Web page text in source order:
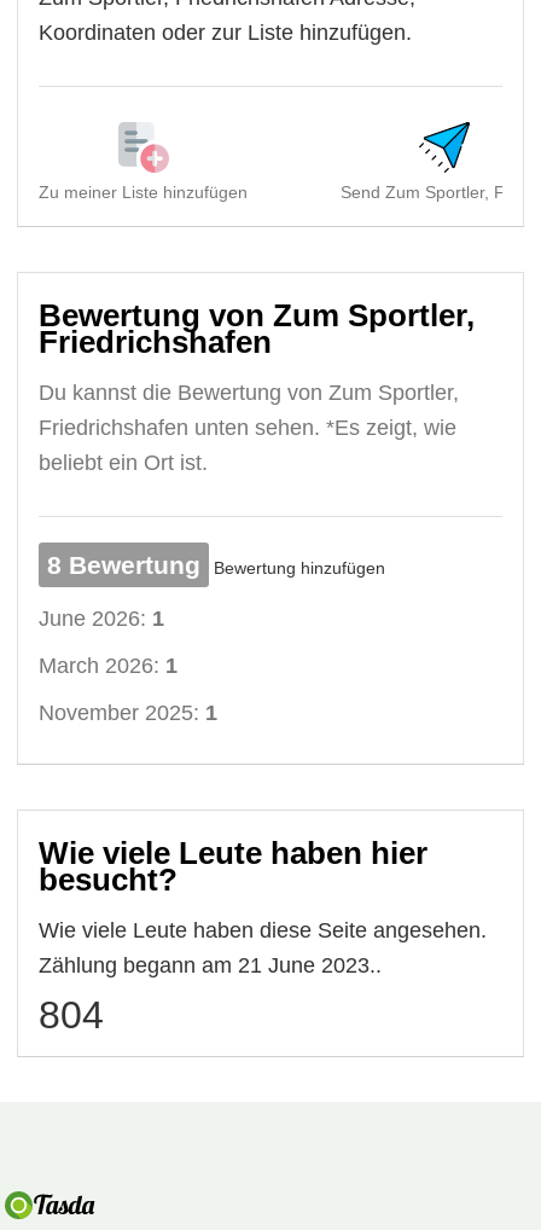
Koordinaten oder zur Liste hinzufügen.
Zu meiner Liste hinzufügen Send Zum Sportler,
Bewertung von Zum Sportler,
Friedrichshafen
Du kannst die Bewertung von Zum Sportler,
Friedrichshafen unten sehen. *Es zeigt, wie
beliebt ein Ort ist.
8 Bewertung Bewertung hinzufügen
June 2026: 1
March 2026: 1
November 2025: 1
Wie viele Leute haben hier
besucht?
Wie viele Leute haben diese Seite angesehen.
Zählung begann am 21 June 2023..
804